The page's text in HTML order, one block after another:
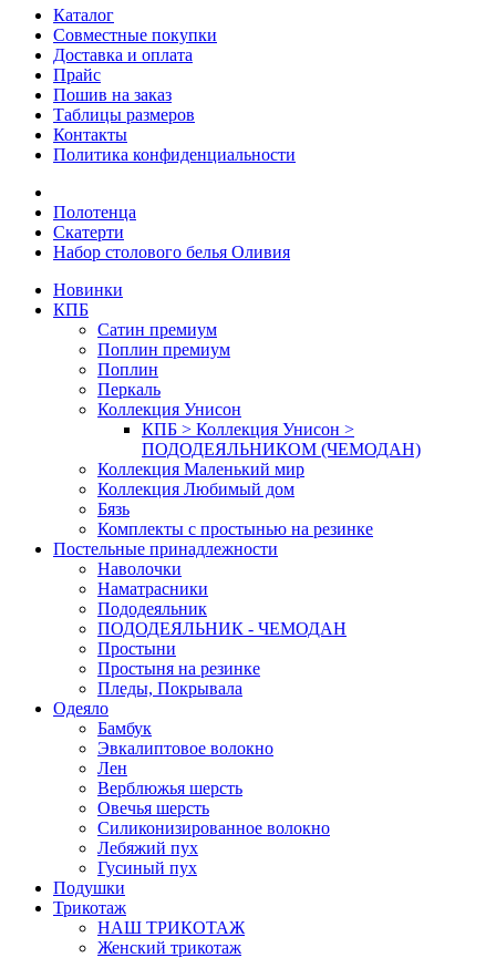
Каталог
Совместные покупки
Доставка и оплата
Прайс
Пошив на заказ
Таблицы размеров
Контакты
Политика конфиденциальности
Полотенца
Скатерти
Набор столового белья Оливия
Новинки
КПБ
Сатин премиум
Поплин премиум
Поплин
Перкаль
Коллекция Унисон
КПБ > Коллекция Унисон >
ПОДОДЕЯЛЬНИКОМ (ЧЕМОДАН)
Коллекция Маленький мир
Коллекция Любимый дом
Бязь
Комплекты с простынью на резинке
Постельные принадлежности
Наволочки
Наматрасники
Пододеяльник
ПОДОДЕЯЛЬНИК - ЧЕМОДАН
Простыни
Простыня на резинке
Пледы, Покрывала
Одеяло
Бамбук
Эвкалиптовое волокно
Лен
Верблюжья шерсть
Овечья шерсть
Силиконизированное волокно
Лебяжий пух
Гусиный пух
Подушки
Трикотаж
НАШ ТРИКОТАЖ
Женский трикотаж